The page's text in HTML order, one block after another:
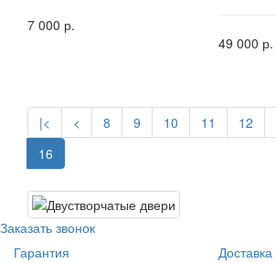
7 000 р.
49 000 р.
|< < 8 9 10 11 12
16
Заказать звонок
Гарантия
Доставка